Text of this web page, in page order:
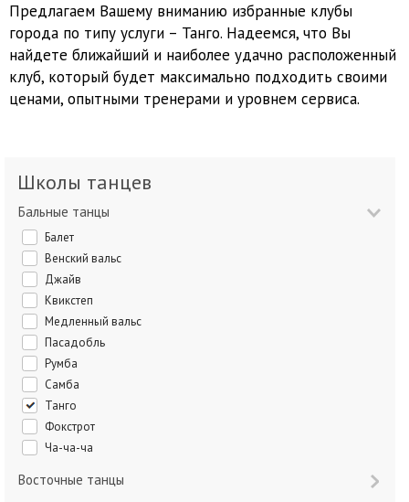
Предлагаем Вашему вниманию избранные клубы
города по типу услуги – Танго. Надеемся, что Вы
найдете ближайший и наиболее удачно расположенный
клуб, который будет максимально подходить своими
ценами, опытными тренерами и уровнем сервиса.
Школы танцев
Бальные танцы
Балет
Венский вальс
Джайв
Квикстеп
Медленный вальс
Пасадобль
Румба
Самба
Танго
Фокстрот
Ча-ча-ча
Восточные танцы